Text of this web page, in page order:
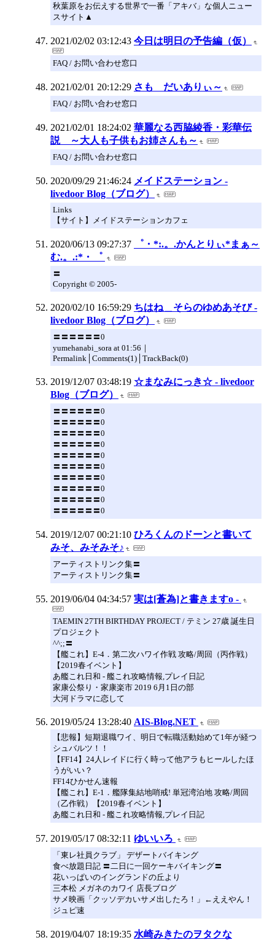
秋葉原をお伝えする世界で一番「アキバ」な個人ニュー
スサイト▲
2021/02/02 03:12:43 今日は明日の予告編（仮）
FAQ / お問い合わせ窓口
2021/02/01 20:12:29 さも だいありぃ～
FAQ / お問い合わせ窓口
2021/02/01 18:24:02 華麗なる西脇綾香・彩華伝
説 ～大人も子供もお姉さんも～
FAQ / お問い合わせ窓口
2020/09/29 21:46:24 メイドステーション -
livedoor Blog（ブログ）
Links
【サイト】メイドステーションカフェ
2020/06/13 09:27:37
゜・*:.。.かんとりぃ*まぁ～
む.。.:*・゜
〓
Copyright © 2005-
2020/02/10 16:59:29 ちはね＿そらのゆめあそび -
livedoor Blog（ブログ）
〓〓〓〓〓〓0
yumehanabi_sora at 01:56｜
Permalink│Comments(1)│TrackBack(0)
2019/12/07 03:48:19 ☆まなみにっき☆ - livedoor
Blog（ブログ）
〓〓〓〓〓〓0
〓〓〓〓〓〓0
〓〓〓〓〓〓0
〓〓〓〓〓〓0
〓〓〓〓〓〓0
〓〓〓〓〓〓0
〓〓〓〓〓〓0
〓〓〓〓〓〓0
〓〓〓〓〓〓0
〓〓〓〓〓〓0
2019/12/07 00:21:10 ひろくんのドーンと書いて
みそ、みそみそ♪
アーティストリンク集〓
アーティストリンク集〓
2019/06/04 04:34:57 実は[蒼為]と書きますo -
TAEMIN 27TH BIRTHDAY PROJECT / テミン 27歳 誕生日
プロジェクト
^^;;〓
【艦これ】E-4．第二次ハワイ作戦 攻略/周回（丙作戦）
【2019春イベント】
あ艦これ日和 - 艦これ攻略情報,プレイ日記
家康公祭り・家康楽市 2019 6月1日の部
大河ドラマに恋して
2019/05/24 13:28:40 AIS-Blog.NET
【悲報】短期退職ワイ、明日で転職活動始めて1年が経つ
シュバルツ！！
【FF14】24人レイドに行く時って他アラもヒールしたほ
うがいい？
FF14ひかせん速報
【艦これ】E-1．艦隊集結地哨戒! 単冠湾泊地 攻略/周回
（乙作戦）【2019春イベント】
あ艦これ日和 - 艦これ攻略情報,プレイ日記
2019/05/17 08:32:11 ゆいいろ
「東レ社員クラブ」 デザートバイキング
食べ放題日記 〓二日に一回ケーキバイキング〓
花いっぱいのイングランドの丘より
三本松 メガネのカワイ 店長ブログ
サメ映画「クッソデカいサメ出したろ！」←ええやん！
ジュピ速
2019/04/07 18:19:35 水崎みきたのヲタクな